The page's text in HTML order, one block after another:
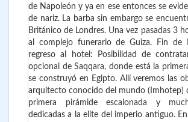
de Napoleón y ya en ese entonces se
de nariz. La barba sin embargo se
Británico de Londres. Una vez pasadas 3
al complejo funerario de Guiza. Fin de
regreso al hotel: Posibilidad de
opcional de Saqqara, donde está la
se construyó en Egipto. Allí veremos las
arquitecto conocido del mundo (Imhotep)
primera pirámide escalonada y
dedicadas a la elite del imperio antiguo.